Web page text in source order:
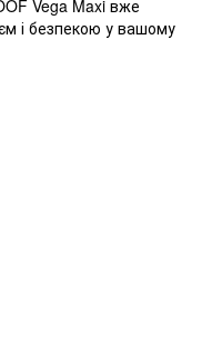
Vega Maxi вже
і безпекою у вашому